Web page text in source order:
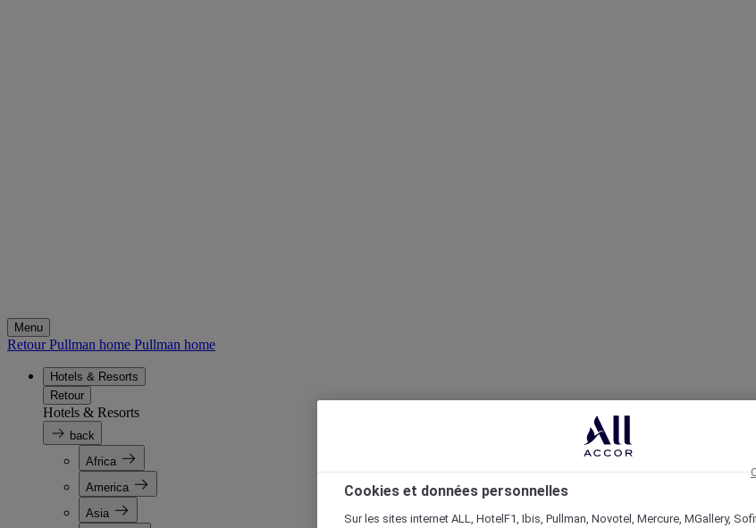
Menu
Retour Pullman home Pullman home
Hotels & Resorts
Retour
Hotels & Resorts
back
Africa
America
Asia
Cookies et données personnelles
Sur les sites internet ALL, HotelF1, Ibis, Pullman, Novotel, Mercure, MGallery,